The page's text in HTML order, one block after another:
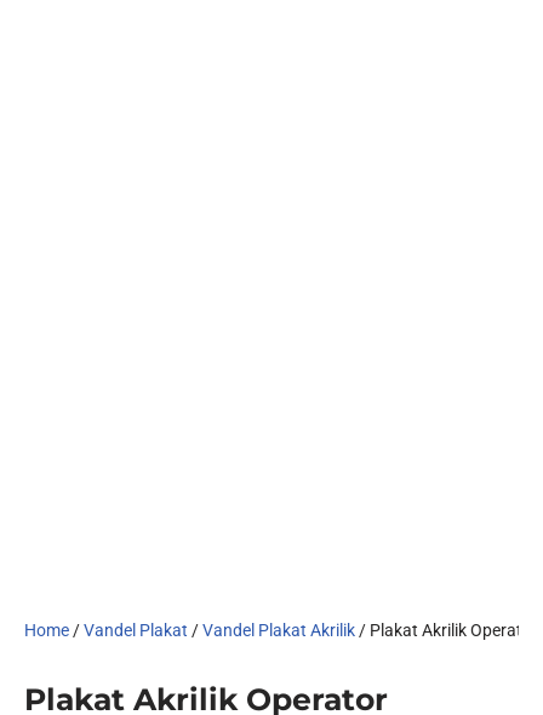
Home/Vandel Plakat /Vandel Plakat Akrilik/ Plakat Akrilik
Plakat Akrilik Operator